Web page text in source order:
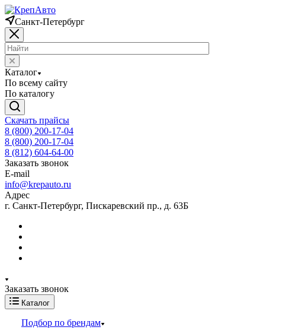
Санкт-Петербург
Каталог
По всему сайту
По каталогу
Скачать прайсы
8 (800) 200-17-04
8 (800) 200-17-04
8 (812) 604-64-00
Заказать звонок
E-mail
info@krepauto.ru
Адрес
г. Санкт-Петербург, Пискаревский пр., д. 63Б
Заказать звонок
Каталог
Подбор по брендам